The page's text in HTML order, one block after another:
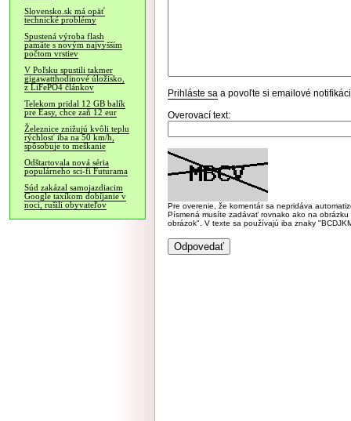
Slovensko.sk má opäť
technické problémy
Spustená výroba flash
pamäte s novým najvyšším
počtom vrstiev
V Poľsku spustili takmer
gigawatthodinové úložisko,
z LiFePO4 článkov
Telekom pridal 12 GB balík
pre Easy, chce zaň 12 eur
Železnice znižujú kvôli teplu
rýchlosť iba na 50 km/h,
spôsobuje to meškanie
Odštartovala nová séria
populárneho sci-fi Futurama
Súd zakázal samojazdiacim
Google taxíkom dobíjanie v
noci, rušili obyvateľov
Prihláste sa a povoľte si emailové
Overovací text:
Pre overenie, že komentár sa nepridáva
Písmená musíte zadávať rovnako ako na
obrázok". V texte sa používajú iba znaky